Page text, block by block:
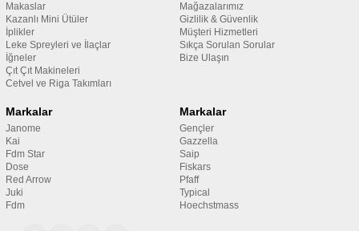
Makaslar
Kazanlı Mini Ütüler
İplikler
Leke Spreyleri ve İlaçlar
İğneler
Çıt Çıt Makineleri
Cetvel ve Riga Takımları
Mağazalarımız
Gizlilik & Güvenlik
Müşteri Hizmetleri
Sıkça Sorulan Sorular
Bize Ulaşın
Markalar
Janome
Kai
Fdm Star
Dose
Red Arrow
Juki
Fdm
Markalar
Gençler
Gazzella
Saip
Fiskars
Pfaff
Typical
Hoechstmass